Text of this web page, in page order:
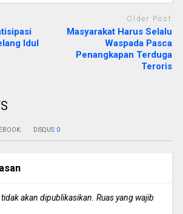
Idul
Older Post
Masyarakat Harus Selalu
Waspada Pasca
Penangkapan Terduga
Teroris
DISQUS: 0
akan dipublikasikan. Ruas yang wajib